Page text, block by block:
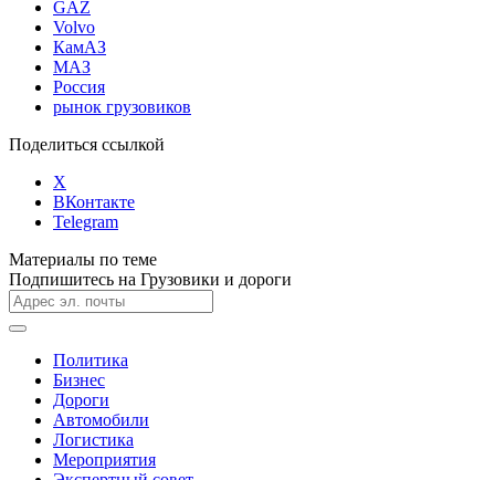
GAZ
Volvo
КамАЗ
МАЗ
Россия
рынок грузовиков
Поделиться ссылкой
X
ВКонтакте
Telegram
Материалы по теме
Подпишитесь на Грузовики и дороги
Политика
Бизнес
Дороги
Автомобили
Логистика
Мероприятия